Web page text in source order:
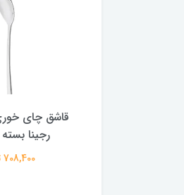
قاشق چای
رجینا بسته 6 عددی
708,400 تومان